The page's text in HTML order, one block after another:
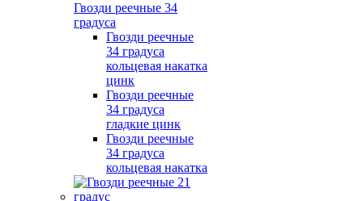
Гвозди реечные 34
градуса
Гвозди реечные
34 градуса
кольцевая накатка
цинк
Гвозди реечные
34 градуса
гладкие цинк
Гвозди реечные
34 градуса
кольцевая накатка